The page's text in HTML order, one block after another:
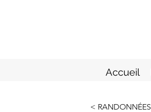
Accueil
< RANDONNÉES